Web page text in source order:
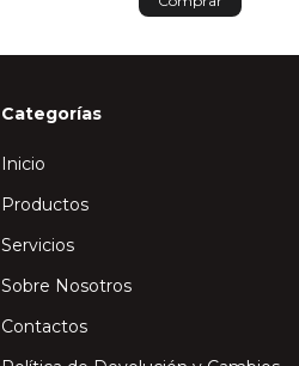
Categorías
Inicio
Productos
Servicios
Sobre Nosotros
Contactos